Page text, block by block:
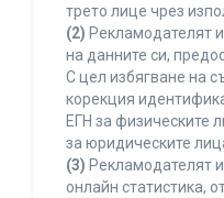
трето лице чрез
(2) Рекламодателят
на данните си,
С цел избягване на
корекция
ЕГН за физическите
за юридическите
(3) Рекламодателят
онлайн статистика,